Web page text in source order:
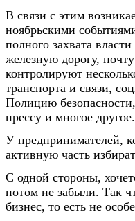
В связи с этим
ноябрьскими
полного захвата
железную дорогу,
контролируют
транспорта и связи,
Полицию
прессу и многое другое.
У предпринимателей,
активную часть
С одной стороны,
потом не забыли. Так
бизнес, то есть не